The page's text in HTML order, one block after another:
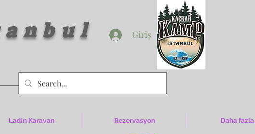
Giriş
Ladin Karavan Rezervasyon Daha fazla